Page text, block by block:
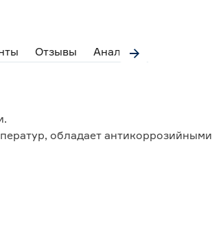
Отзывы Аналоги
обладает антикоррозийными
регулировки температуры и напора